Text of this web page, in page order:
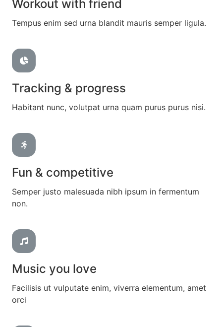
Workout with friend
Tempus enim sed urna blandit mauris semper ligula.
Tracking & progress
Habitant nunc, volutpat urna quam purus purus nisi.
Fun & competitive
Semper justo malesuada nibh ipsum in fermentum
non.
Music you love
Facilisis ut vulputate enim, viverra elementum, amet
orci